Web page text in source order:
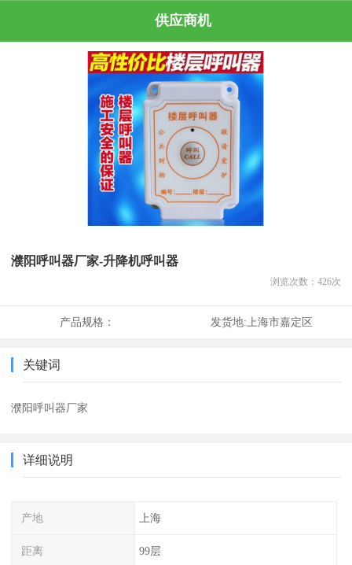
供应商机
濮阳呼叫器厂家-升降机呼叫器
浏览次数： 426次
产品规格： 发货地:上海市嘉定区
关键词
濮阳呼叫器厂家
详细说明
产地 上海
距离 99层